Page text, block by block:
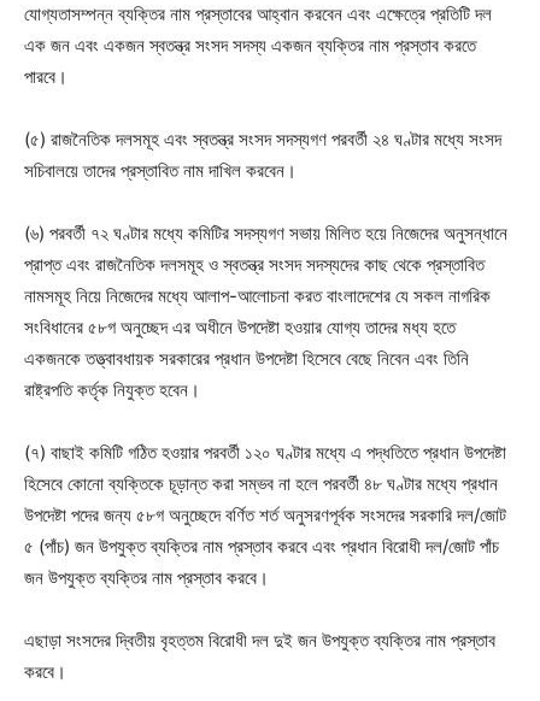
যোগ্যতাসম্পন্ন ব্যক্তির নাম প্রস্তাবের আহ্বান করবেন এবং এক্ষেত্রে প্রতিটি দল
এক জন এবং একজন স্বতন্ত্র সংসদ সদস্য একজন ব্যক্তির নাম প্রস্তাব করতে
পারবে।
(৫) রাজনৈতিক দলসমূহ এবং স্বতন্ত্র সংসদ সদস্যগণ পরবর্তী ২৪ ঘণ্টার মধ্যে সংসদ
সচিবালয়ে তাদের প্রস্তাবিত নাম দাখিল করবেন।
(৬) পরবর্তী ৭২ ঘণ্টার মধ্যে কমিটির সদস্যগণ সভায় মিলিত হয়ে নিজেদের অনুসন্ধানে
প্রাপ্ত এবং রাজনৈতিক দলসমূহ ও স্বতন্ত্র সংসদ সদস্যদের কাছ থেকে প্রস্তাবিত
নামসমূহ নিয়ে নিজেদের মধ্যে আলাপ-আলোচনা করত বাংলাদেশের যে সকল নাগরিক
সংবিধানের ৫৮গ অনুচ্ছেদ এর অধীনে উপদেষ্টা হওয়ার যোগ্য তাদের মধ্য হতে
একজনকে তত্ত্বাবধায়ক সরকারের প্রধান উপদেষ্টা হিসেবে বেছে নিবেন এবং তিনি
রাষ্ট্রপতি কর্তৃক নিযুক্ত হবেন।
(৭) বাছাই কমিটি গঠিত হওয়ার পরবর্তী ১২০ ঘণ্টার মধ্যে এ পদ্ধতিতে প্রধান উপদেষ্টা
হিসেবে কোনো ব্যক্তিকে চূড়ান্ত করা সম্ভব না হলে পরবর্তী ৪৮ ঘণ্টার মধ্যে প্রধান
উপদেষ্টা পদের জন্য ৫৮গ অনুচ্ছেদে বর্ণিত শর্ত অনুসরণপূর্বক সংসদের সরকারি দল/জোট
৫ (পাঁচ) জন উপযুক্ত ব্যক্তির নাম প্রস্তাব করবে এবং প্রধান বিরোধী দল/জোট পাঁচ
জন উপযুক্ত ব্যক্তির নাম প্রস্তাব করবে।
এছাড়া সংসদের দ্বিতীয় বৃহত্তম বিরোধী দল দুই জন উপযুক্ত ব্যক্তির নাম প্রস্তাব
করবে।